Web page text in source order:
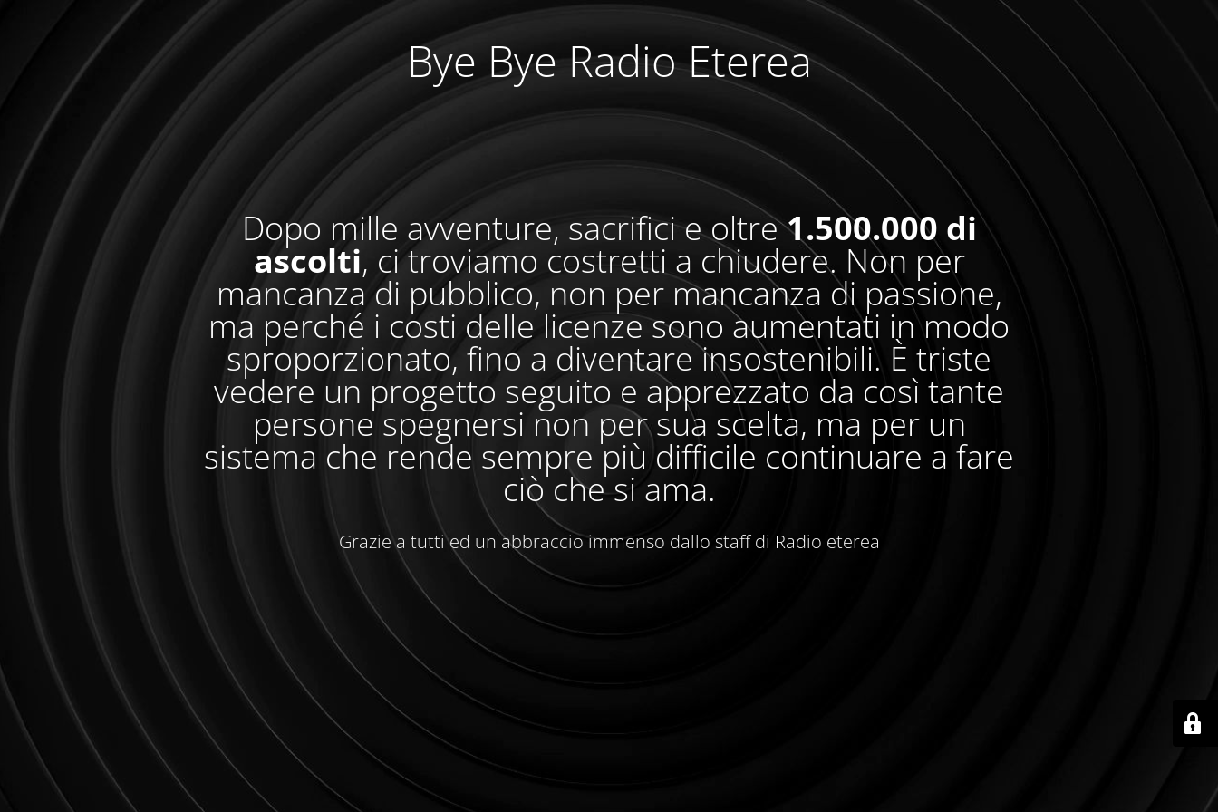
Bye Bye Radio Eterea
Dopo mille avventure, sacrifici e oltre1.500.000 di
ascolti, ci troviamo costretti a chiudere. Non per
mancanza di pubblico, non per mancanza di passione,
ma perché i costi delle licenze sono aumentati in modo
sproporzionato, fino a diventare insostenibili. È triste
vedere un progetto seguito e apprezzato da così tante
persone spegnersi non per sua scelta, ma per un
sistema che rende sempre più difficile continuare a fare
ciò che si ama.
Grazie a tutti ed un abbraccio immenso dallo staff di Radio eterea